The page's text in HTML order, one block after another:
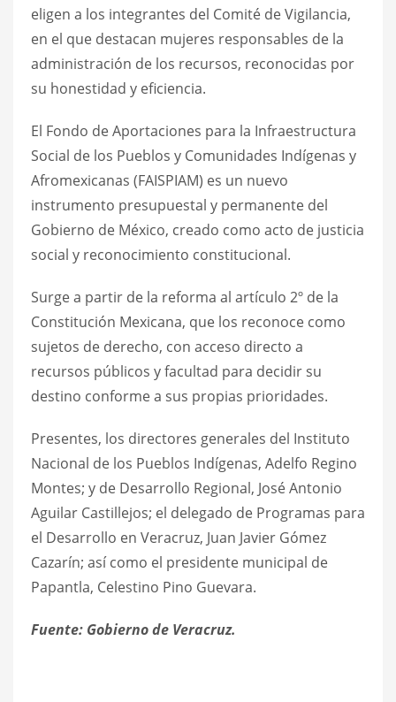
eligen a los integrantes del Comité de Vigilancia,
en el que destacan mujeres responsables de la
administración de los recursos, reconocidas por
su honestidad y eficiencia.
El Fondo de Aportaciones para la Infraestructura
Social de los Pueblos y Comunidades Indígenas y
Afromexicanas (FAISPIAM) es un nuevo
instrumento presupuestal y permanente del
Gobierno de México, creado como acto de justicia
social y reconocimiento constitucional.
Surge a partir de la reforma al artículo 2º de la
Constitución Mexicana, que los reconoce como
sujetos de derecho, con acceso directo a
recursos públicos y facultad para decidir su
destino conforme a sus propias prioridades.
Presentes, los directores generales del Instituto
Nacional de los Pueblos Indígenas, Adelfo Regino
Montes; y de Desarrollo Regional, José Antonio
Aguilar Castillejos; el delegado de Programas para
el Desarrollo en Veracruz, Juan Javier Gómez
Cazarín; así como el presidente municipal de
Papantla, Celestino Pino Guevara.
Fuente: Gobierno de Veracruz.